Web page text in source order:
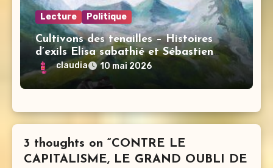
Lecture Politique
Cultivons des tenailles – Histoires
d’exils Elisa sabathié et Sébastien
Boscusclaudia 10 mai 2026
3 thoughts on “CONTRE LE
CAPITALISME, LE GRAND OUBLI DE